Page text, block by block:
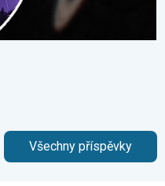
Všechny příspěvky